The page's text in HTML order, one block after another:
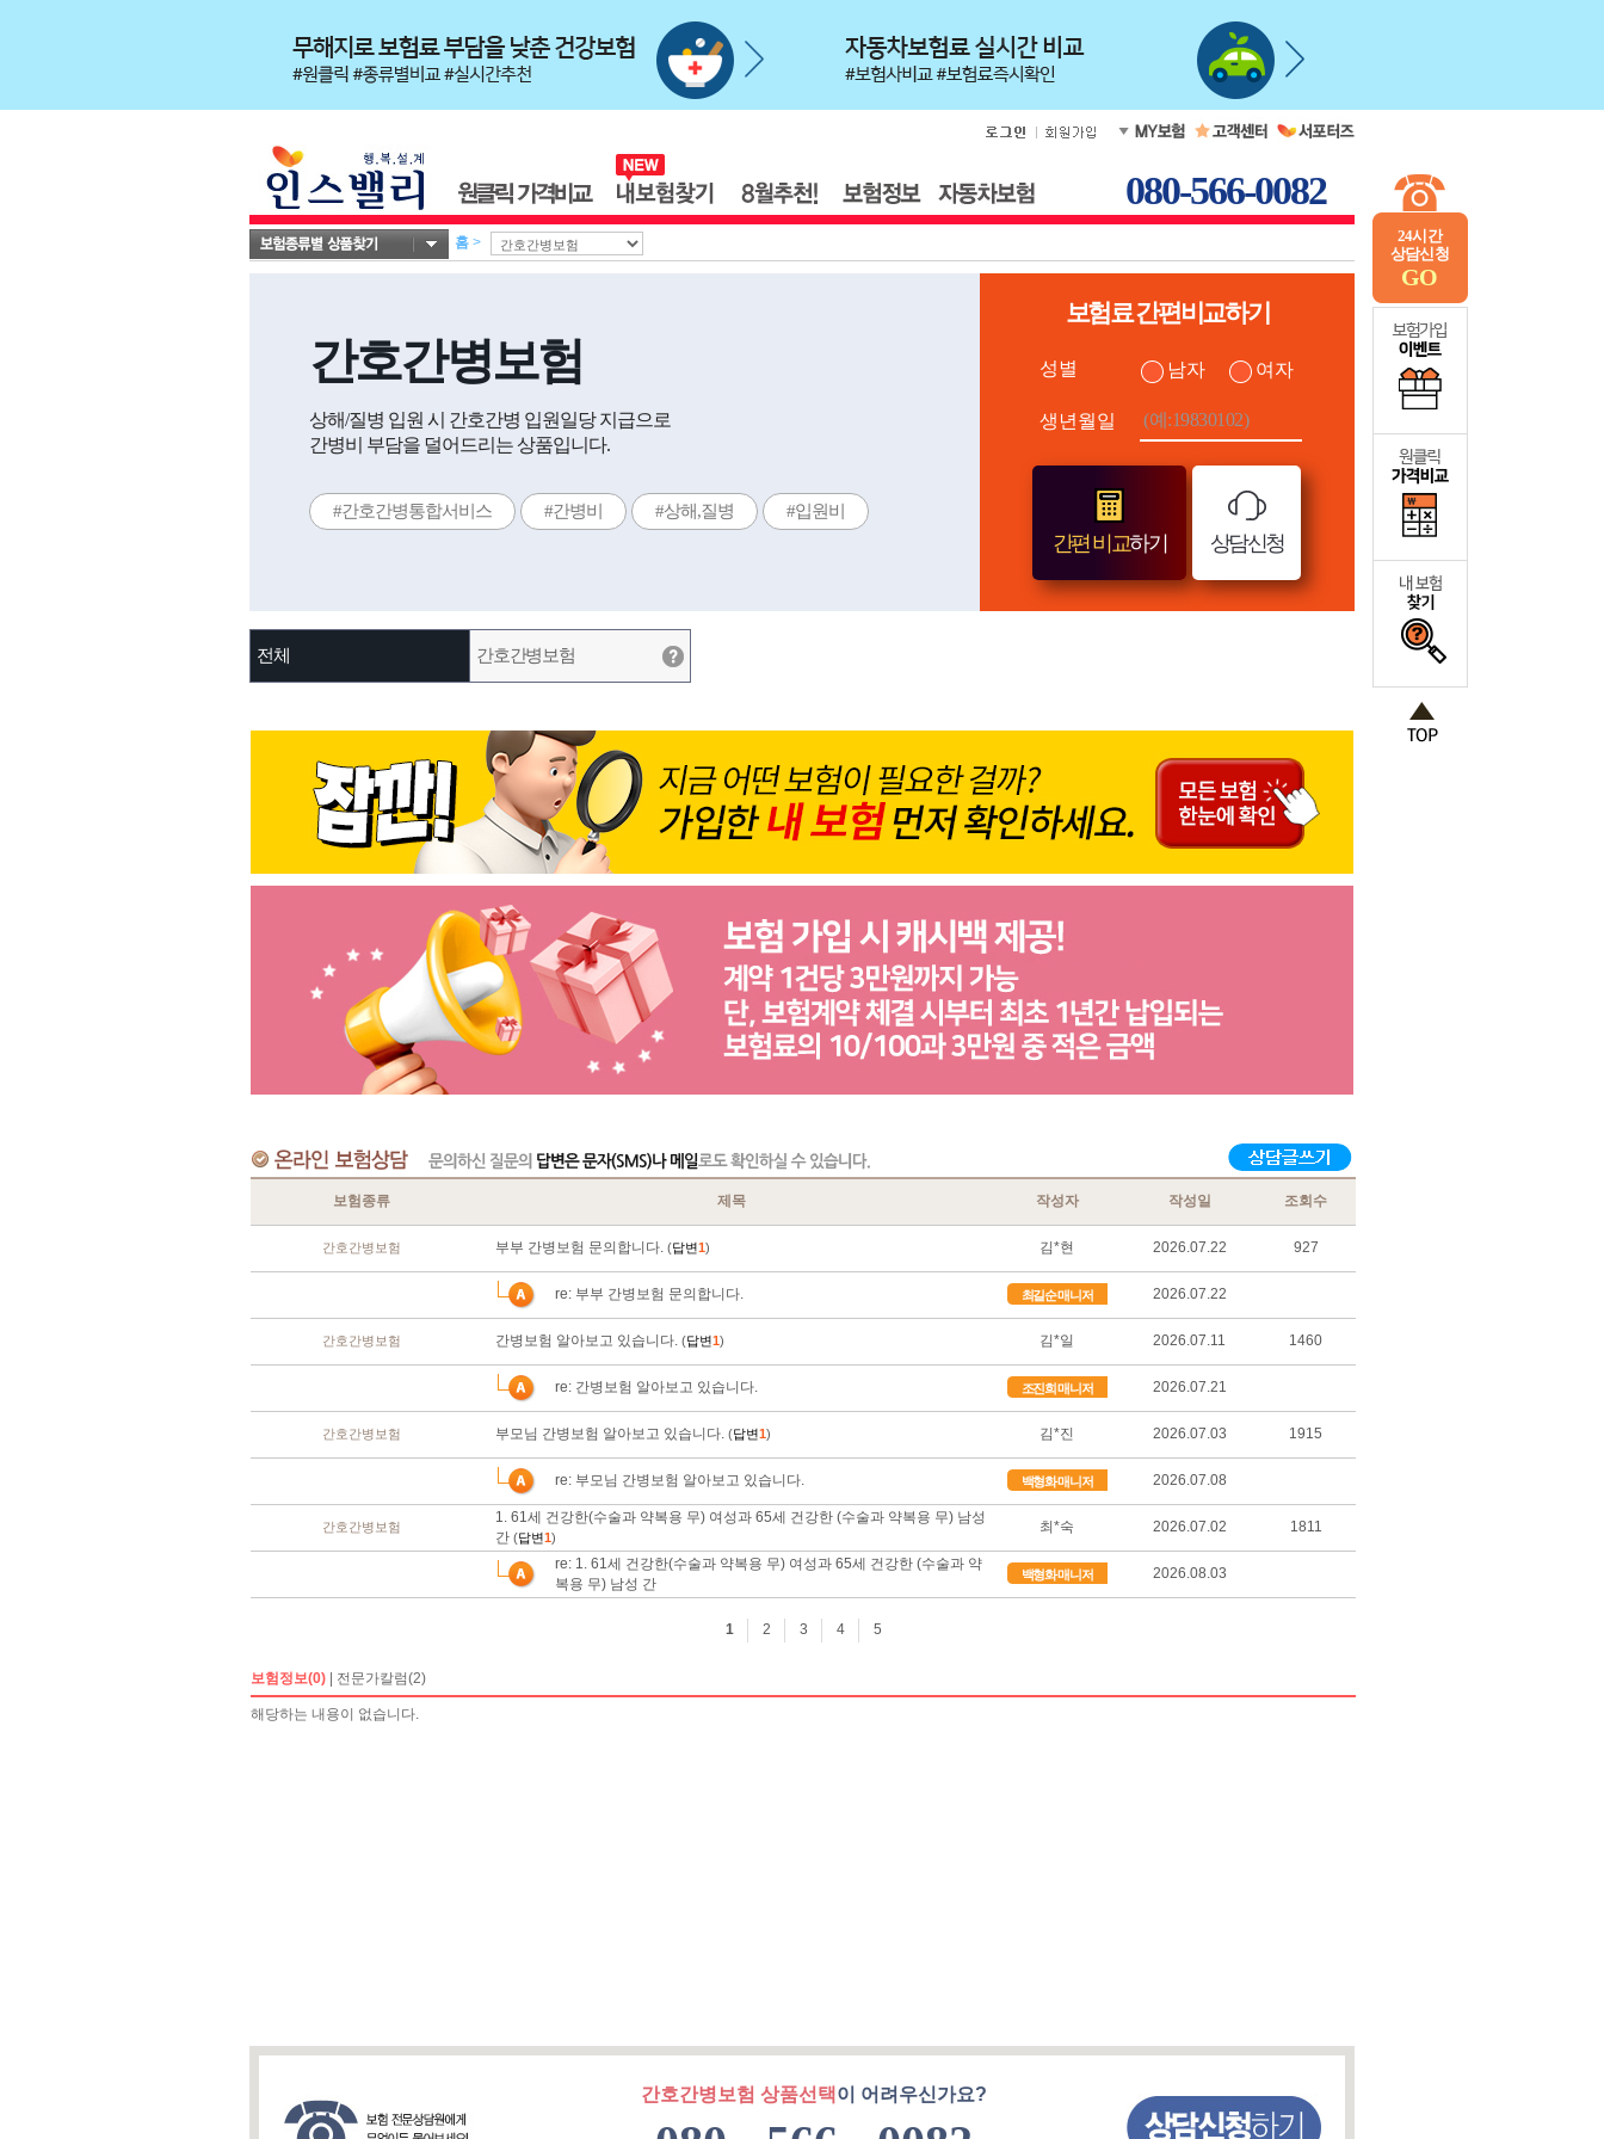
24시간
상담신청
GO
080-566-0082
홈 >
간호간병보험
상해/질병 입원 시 간호간병 입원일당 지급으로
간병비 부담을 덜어드리는 상품입니다.
#간호간병통합서비스 #간병비 #상해,질병 #입원비
보험료 간편비교하기
성별 남자 여자
생년월일
간편 비교하기 상담신청
전체 간호간병보험
간호간병보험 상품선택 이 어려우신가요?